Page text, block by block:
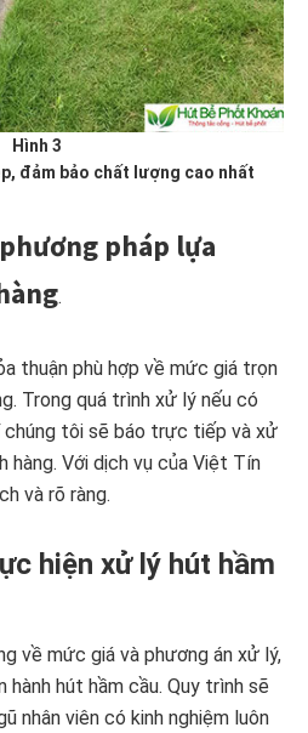
Hình 3
đảm bảo chất lượng cao nhất
pháp lựa
.
thuận phù hợp về mức giá trọn
Trong quá trình xử lý nếu có
chúng tôi sẽ báo trực tiếp và xử
hàng. Với dịch vụ của Việt Tín
và rõ ràng.
hiện xử lý hút hầm
về mức giá và phương án xử lý,
hút hầm cầu. Quy trình sẽ
nhân viên có kinh nghiệm luôn